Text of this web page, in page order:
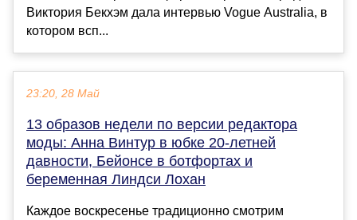
Виктория Бекхэм дала интервью Vogue Australia, в
котором всп...
23:20, 28 Май
13 образов недели по версии редактора
моды: Анна Винтур в юбке 20-летней
давности, Бейонсе в ботфортах и
беременная Линдси Лохан
Каждое воскресенье традиционно смотрим